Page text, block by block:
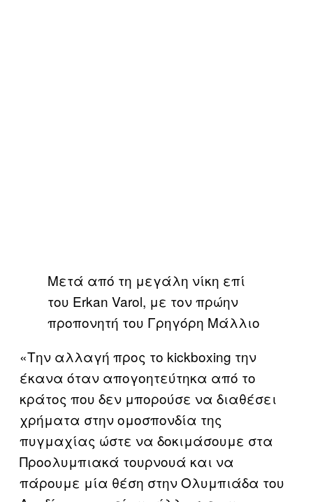
Mετά από τη μεγάλη νίκη επί
του Erkan Varol, με τον πρώην
προπονητή του Γρηγόρη Μάλλιο
«Την αλλαγή προς το kickboxing την
έκανα όταν απογοητεύτηκα από το
κράτος που δεν μπορούσε να διαθέσει
χρήματα στην ομοσπονδία της
πυγμαχίας ώστε να δοκιμάσουμε στα
Προολυμπιακά τουρνουά και να
πάρουμε μία θέση στην Ολυμπιάδα του